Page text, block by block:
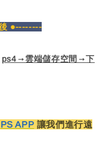
●--------
ps4→雲端儲存空間→下
PS APP 讓我們進行遠